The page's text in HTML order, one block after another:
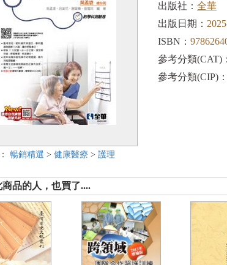
暢銷精選 > 健康醫療 > 護理
出版社： 全華
出版日期：
ISBN：
參考分類(CAT)：
參考分類(CIP)：
商品的人，也買了....